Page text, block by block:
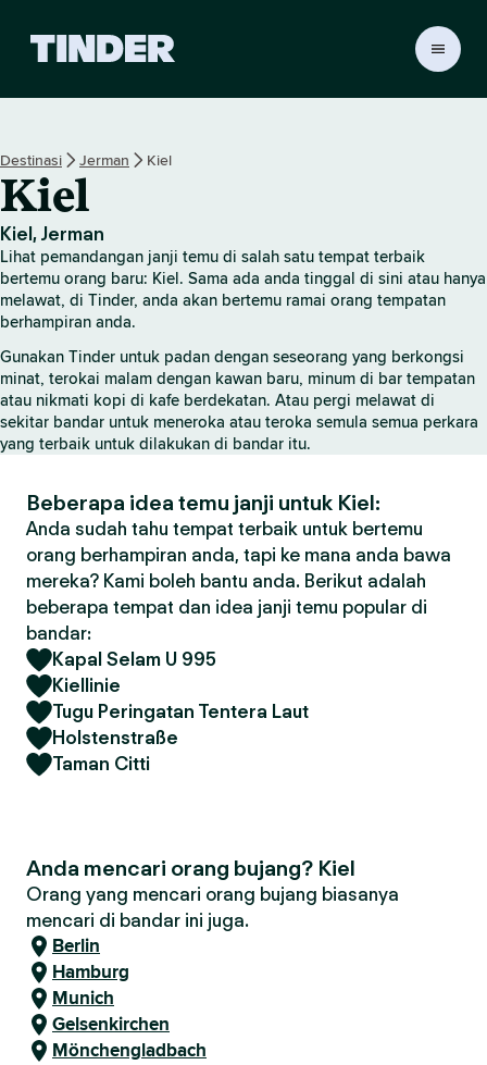
a
m
a
n
d
e
r
Destinasi Jerman Kiel
Kiel
Kiel, Jerman
Lihat pemandangan janji temu di salah satu tempat terbaik
bertemu orang baru: Kiel. Sama ada anda tinggal di sini atau hanya
melawat, di Tinder, anda akan bertemu ramai orang tempatan
berhampiran anda.
Gunakan Tinder untuk padan dengan seseorang yang berkongsi
minat, terokai malam dengan kawan baru, minum di bar tempatan
atau nikmati kopi di kafe berdekatan. Atau pergi melawat di
sekitar bandar untuk meneroka atau teroka semula semua perkara
yang terbaik untuk dilakukan di bandar itu.
Beberapa idea temu janji untuk Kiel:
Anda sudah tahu tempat terbaik untuk bertemu
orang berhampiran anda, tapi ke mana anda bawa
mereka? Kami boleh bantu anda. Berikut adalah
beberapa tempat dan idea janji temu popular di
bandar:
Kapal Selam U 995
Kiellinie
Tugu Peringatan Tentera Laut
Holstenstraße
Taman Citti
Anda mencari orang bujang? Kiel
Orang yang mencari orang bujang biasanya
mencari di bandar ini juga.
Berlin
Hamburg
Munich
Gelsenkirchen
Mönchengladbach